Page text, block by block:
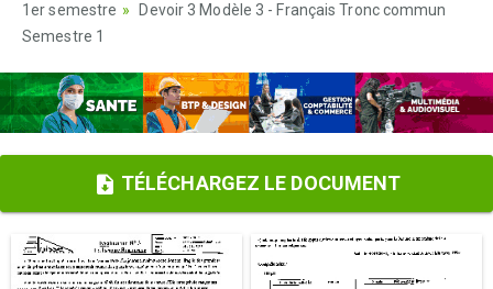
1er semestre
Devoir 3 Modèle 3 - Français Tronc commun
Semestre 1
TÉLÉCHARGEZ LE DOCUMENT